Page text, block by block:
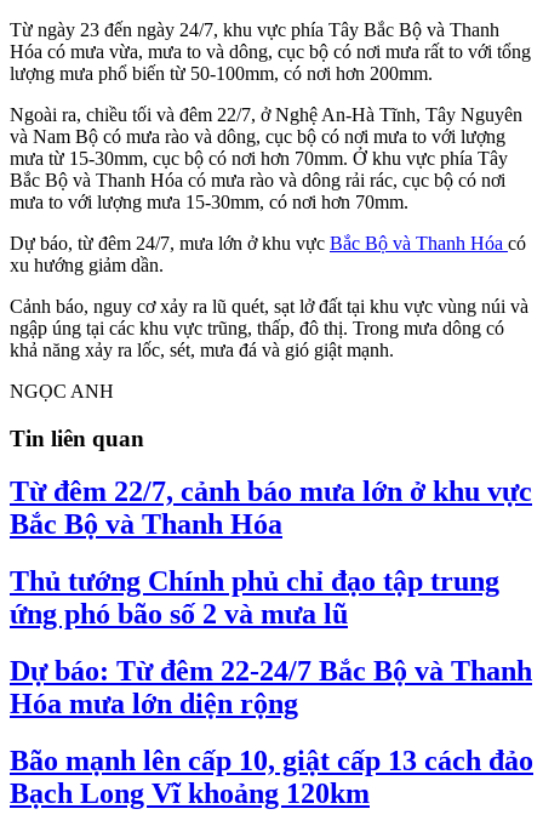
Từ ngày 23 đến ngày 24/7, khu vực phía Tây Bắc Bộ và Thanh
Hóa có mưa vừa, mưa to và dông, cục bộ có nơi mưa rất to với tổng
lượng mưa phổ biến từ 50-100mm, có nơi hơn 200mm.
Ngoài ra, chiều tối và đêm 22/7, ở Nghệ An-Hà Tĩnh, Tây Nguyên
và Nam Bộ có mưa rào và dông, cục bộ có nơi mưa to với lượng
mưa từ 15-30mm, cục bộ có nơi hơn 70mm. Ở khu vực phía Tây
Bắc Bộ và Thanh Hóa có mưa rào và dông rải rác, cục bộ có nơi
mưa to với lượng mưa 15-30mm, có nơi hơn 70mm.
Dự báo, từ đêm 24/7, mưa lớn ở khu vực Bắc Bộ và Thanh Hóa có
xu hướng giảm dần.
Cảnh báo, nguy cơ xảy ra lũ quét, sạt lở đất tại khu vực vùng núi và
ngập úng tại các khu vực trũng, thấp, đô thị. Trong mưa dông có
khả năng xảy ra lốc, sét, mưa đá và gió giật mạnh.
NGỌC ANH
Tin liên quan
Từ đêm 22/7, cảnh báo mưa lớn ở khu vực
Bắc Bộ và Thanh Hóa
Thủ tướng Chính phủ chỉ đạo tập trung
ứng phó bão số 2 và mưa lũ
Dự báo: Từ đêm 22-24/7 Bắc Bộ và Thanh
Hóa mưa lớn diện rộng
Bão mạnh lên cấp 10, giật cấp 13 cách đảo
Bạch Long Vĩ khoảng 120km